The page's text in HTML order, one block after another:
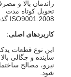
راندمان بالا و
تحویل کوتاه مدت
ISO9001:2008 گذشت
کاربردهای اصلی:
این نوع قطعات
ساینده و چگالی
نیرو، مصالح
شود.